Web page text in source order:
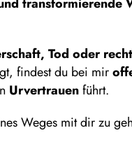
Tod oder
findest du bei mir
Urvertrauenführt.
Weges mit dir zu